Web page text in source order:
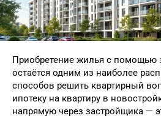
Приобретение жилья с помощью
остаётся одним из наиболее
способов решить квартирный
ипотеку на квартиру в
напрямую через застройщика —